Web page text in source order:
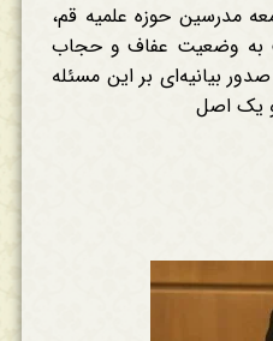
مدرسین حوزه علمیه قم،
به وضعیت عفاف و حجاب
بیانیه‌ای بر این مسئله
یک اصل